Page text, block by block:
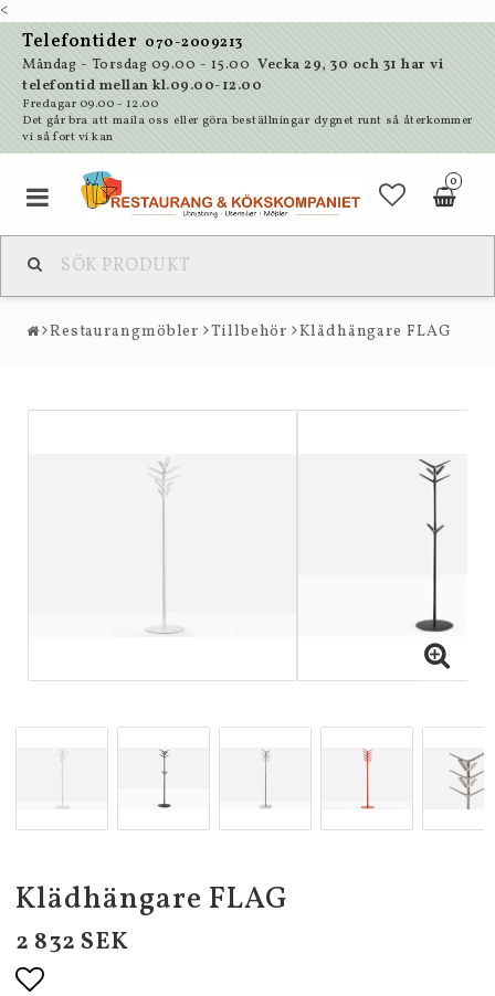
<
Telefontider 070-2009213
Måndag - Torsdag 09.00 - 15.00 Vecka 29, 30 och 31 har vi
telefontid mellan kl.09.00-12.00
Fredagar 09.00 - 12.00
Det går bra att maila oss eller göra beställningar dygnet runt så återkommer
vi så fort vi kan
0
Restaurangmöbler Tillbehör Klädhängare FLAG
Klädhängare FLAG
2 832 SEK